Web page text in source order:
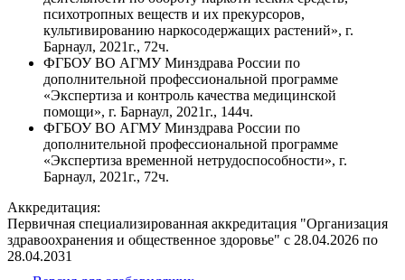
психотропных веществ и их прекурсоров,
культивированию наркосодержащих растений», г.
Барнаул, 2021г., 72ч.
ФГБОУ ВО АГМУ Минздрава России по
дополнительной профессиональной программе
«Экспертиза и контроль качества медицинской
помощи», г. Барнаул, 2021г., 144ч.
ФГБОУ ВО АГМУ Минздрава России по
дополнительной профессиональной программе
«Экспертиза временной нетрудоспособности», г.
Барнаул, 2021г., 72ч.
Аккредитация:
Первичная специализированная аккредитация "Организация
здравоохранения и общественное здоровье" с 28.04.2026 по
28.04.2031